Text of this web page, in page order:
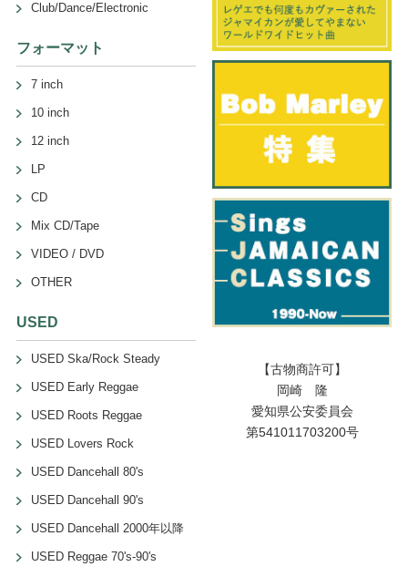
Club/Dance/Electronic
フォーマット
7 inch
10 inch
12 inch
LP
CD
Mix CD/Tape
VIDEO / DVD
OTHER
USED
USED Ska/Rock Steady
USED Early Reggae
USED Roots Reggae
USED Lovers Rock
USED Dancehall 80's
USED Dancehall 90's
USED Dancehall 2000年以降
USED Reggae 70's-90's
【古物商許可】
岡崎 隆
愛知県公安委員会
第541011703200号